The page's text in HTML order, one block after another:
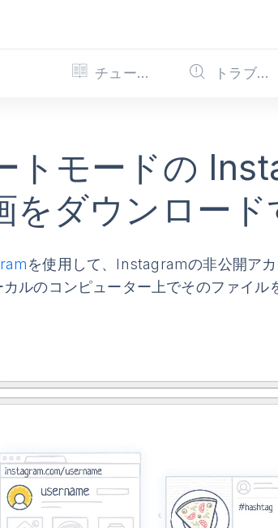
チュートリアル トラブルシューティング
トモードの
をダウンロー
を使用して、Instagramの非公開ア
ルのコンピューター上でそのファイル